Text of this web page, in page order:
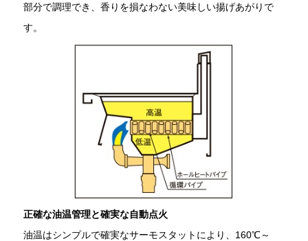
部分で調理でき、香りを損なわない美味しい揚げあがりで
す。
正確な油温管理と確実な自動点火
油温はシンプルで確実なサーモスタットにより、160℃～